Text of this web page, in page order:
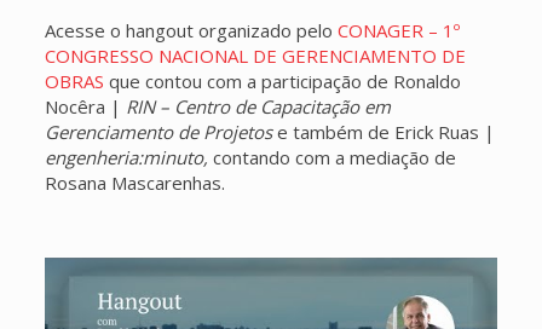
Acesse o hangout organizado pelo CONAGER – 1º
CONGRESSO NACIONAL DE GERENCIAMENTO DE
OBRAS que contou com a participação de Ronaldo
Nocêra | RIN – Centro de Capacitação em
Gerenciamento de Projetose também de Erick Ruas |
engenheria:minuto, contando com a mediação de
Rosana Mascarenhas.